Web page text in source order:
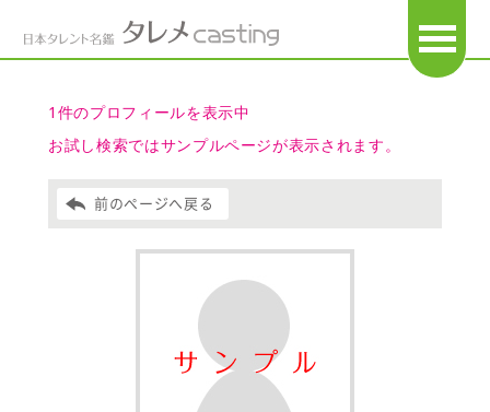
1件のプロフィールを表示中
お試し検索ではサンプルページが表示されます。
前のページへ戻る